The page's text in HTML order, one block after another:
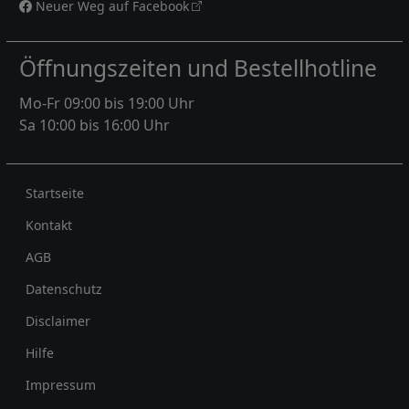
Neuer Weg auf Facebook
Öffnungszeiten und Bestellhotline
Mo-Fr 09:00 bis 19:00 Uhr
Sa 10:00 bis 16:00 Uhr
Rechtliches
Startseite
Kontakt
AGB
Datenschutz
Disclaimer
Hilfe
Impressum